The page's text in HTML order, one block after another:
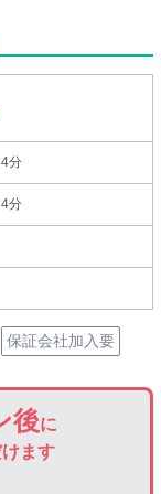
分
分
保証会社加入要
後に
ます